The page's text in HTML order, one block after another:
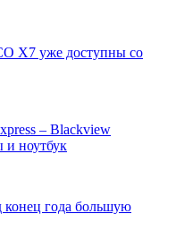
X7 уже доступны со
– Blackview
и ноутбук
конец года большую